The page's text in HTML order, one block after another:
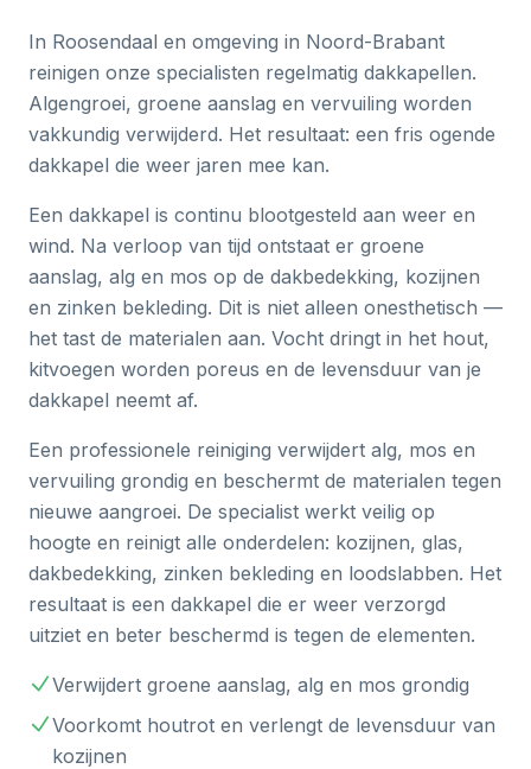
In Roosendaal en omgeving in Noord-Brabant
reinigen onze specialisten regelmatig dakkapellen.
Algengroei, groene aanslag en vervuiling worden
vakkundig verwijderd. Het resultaat: een fris ogende
dakkapel die weer jaren mee kan.
Een dakkapel is continu blootgesteld aan weer en
wind. Na verloop van tijd ontstaat er groene
aanslag, alg en mos op de dakbedekking, kozijnen
en zinken bekleding. Dit is niet alleen onesthetisch —
het tast de materialen aan. Vocht dringt in het hout,
kitvoegen worden poreus en de levensduur van je
dakkapel neemt af.
Een professionele reiniging verwijdert alg, mos en
vervuiling grondig en beschermt de materialen tegen
nieuwe aangroei. De specialist werkt veilig op
hoogte en reinigt alle onderdelen: kozijnen, glas,
dakbedekking, zinken bekleding en loodslabben. Het
resultaat is een dakkapel die er weer verzorgd
uitziet en beter beschermd is tegen de elementen.
Verwijdert groene aanslag, alg en mos grondig
Voorkomt houtrot en verlengt de levensduur van
kozijnen